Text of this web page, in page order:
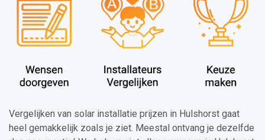
Vergelijken van solar installatie prijzen in Hulshorst gaat
heel gemakkelijk zoals je ziet. Meestal ontvang je dezelfde